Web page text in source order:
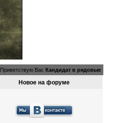
Приветствую Вас Кандидат в рядовые
Новое на форуме